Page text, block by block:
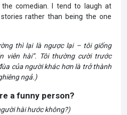
comedian. I tend to laugh at
stories rather than being the one
thì lại là ngược lại – tôi giống
viên hài”. Tôi thường cười trước
của người khác hơn là trở thành
ngả.)
a funny person?
hài hước không?)